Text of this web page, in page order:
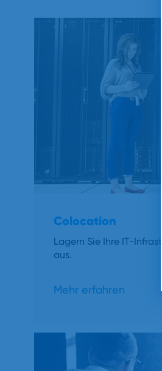
Colocation
Lagern Sie Ihre IT-
aus.
Mehr erfahren